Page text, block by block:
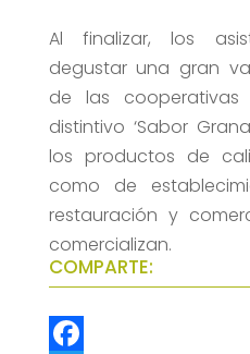
Al finalizar, los
degustar una gran
de las
distintivo ‘Sabor
los productos de
como de
restauración y
comercializan.
COMPARTE: